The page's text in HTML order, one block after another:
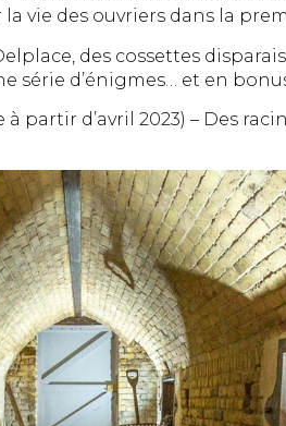
vie des ouvriers dans la
des cossettes
série d’énigmes… et en
partir d’avril 2023) – Des